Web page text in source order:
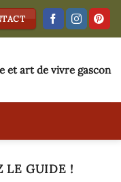
et art de vivre gascon
LE GUIDE !